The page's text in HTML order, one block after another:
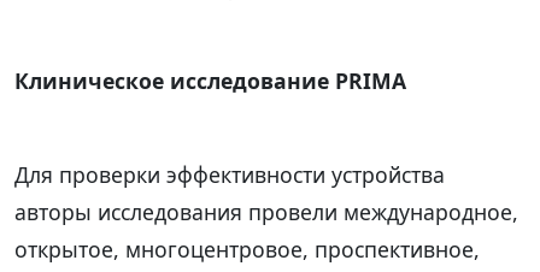
Клиническое исследование PRIMA
Для проверки эффективности устройства
авторы исследования провели международное,
открытое, многоцентровое, проспективное,